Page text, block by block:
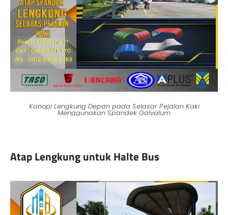
Kanopi Lengkung Depan pada Selasar Pejalan Kaki
Menggunakan Spandek Galvalum
Atap Lengkung untuk Halte Bus